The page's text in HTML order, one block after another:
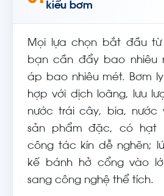
kiểu bơm
Mọi lựa chọn bắt đầu từ
bạn cần đẩy bao nhiêu
áp bao nhiêu mét. Bơm
hợp với dịch loãng, lưu
nước trái cây, bia, nước
sản phẩm đặc, có hạt
công tác kín dễ nghẽn;
kế bánh hở cổng vào
sang công nghệ thể tích.